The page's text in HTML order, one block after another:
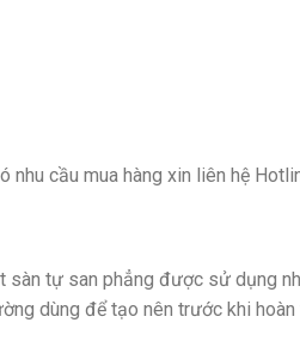
nhu cầu mua hàng xin liên hệ
sàn tự san phẳng được sử dụng
dùng để tạo nên trước khi hoàn